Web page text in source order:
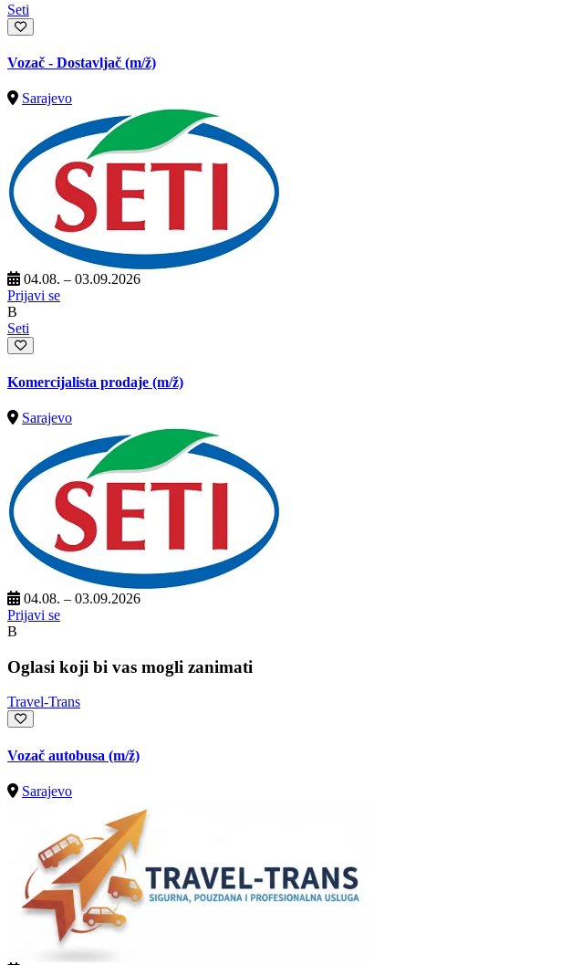
Seti
Vozač - Dostavljač (m/ž)
Sarajevo
04.08. – 03.09.2026
Prijavi se
B
Seti
Komercijalista prodaje (m/ž)
Sarajevo
04.08. – 03.09.2026
Prijavi se
B
Oglasi koji bi vas mogli zanimati
Travel-Trans
Vozač autobusa (m/ž)
Sarajevo